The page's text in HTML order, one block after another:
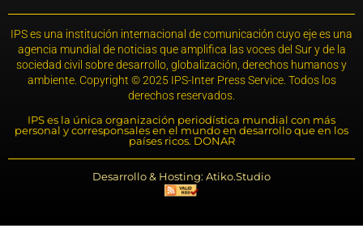
IPS es una institución internacional de comunicación cuyo eje es una
agencia mundial de noticias que amplifica las voces del Sur y de la
sociedad civil sobre desarrollo, globalización, derechos humanos y
ambiente. Copyright © 2025 IPS-Inter Press Service. Todos los
derechos reservados.
IPS es la única organización periodística mundial con más
personal y corresponsales en el mundo en desarrollo que en los
países ricos. DONAR
Desarrollo & Hosting: Atiko.Studio